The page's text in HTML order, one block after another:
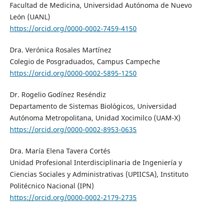
Facultad de Medicina, Universidad Autónoma de Nuevo
León (UANL)
https://orcid.org/0000-0002-7459-4150
Dra. Verónica Rosales Martínez
Colegio de Posgraduados, Campus Campeche
https://orcid.org/0000-0002-5895-1250
Dr. Rogelio Godínez Reséndiz
Departamento de Sistemas Biológicos, Universidad
Autónoma Metropolitana, Unidad Xocimilco (UAM-X)
https://orcid.org/0000-0002-8953-0635
Dra. María Elena Tavera Cortés
Unidad Profesional Interdisciplinaria de Ingeniería y
Ciencias Sociales y Administrativas (UPIICSA), Instituto
Politécnico Nacional (IPN)
https://orcid.org/0000-0002-2179-2735